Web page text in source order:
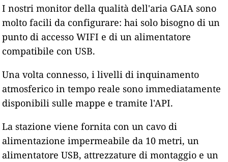
I nostri monitor della qualità dell'aria GAIA sono
molto facili da configurare: hai solo bisogno di un
punto di accesso WIFI e di un alimentatore
compatibile con USB.
Una volta connesso, i livelli di inquinamento
atmosferico in tempo reale sono immediatamente
disponibili sulle mappe e tramite l'API.
La stazione viene fornita con un cavo di
alimentazione impermeabile da 10 metri, un
alimentatore USB, attrezzature di montaggio e un